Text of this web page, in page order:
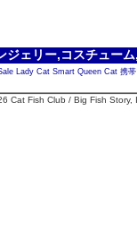
ジェリー,コスチュー
Lady Cat Smart Queen Cat 携
Cat Fish Club / Big Fish Story,